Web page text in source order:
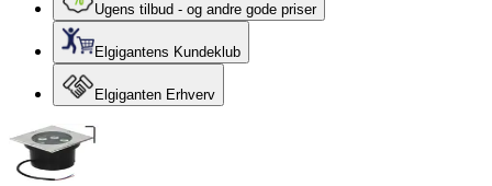
Ugens tilbud - og andre gode priser
Elgigantens Kundeklub
Elgiganten Erhverv